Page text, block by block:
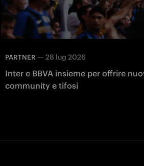
PARTNER — 28 lug 2026
Inter e BBVA insieme per offrire
community e tifosi